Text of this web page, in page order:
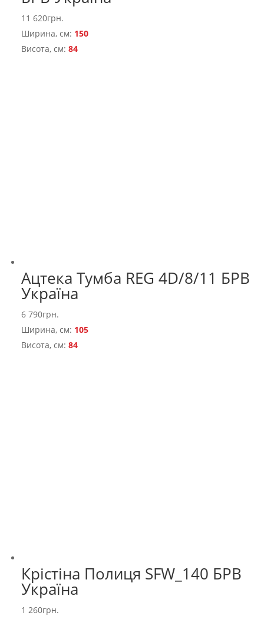
11 620грн.
Ширина, см: 150
Висота, см:84
Ацтека Тумба REG 4D/8/11 БРВ
Україна
6 790грн.
Ширина, см: 105
Висота, см:84
Крістіна Полиця SFW_140 БРВ
Україна
1 260грн.